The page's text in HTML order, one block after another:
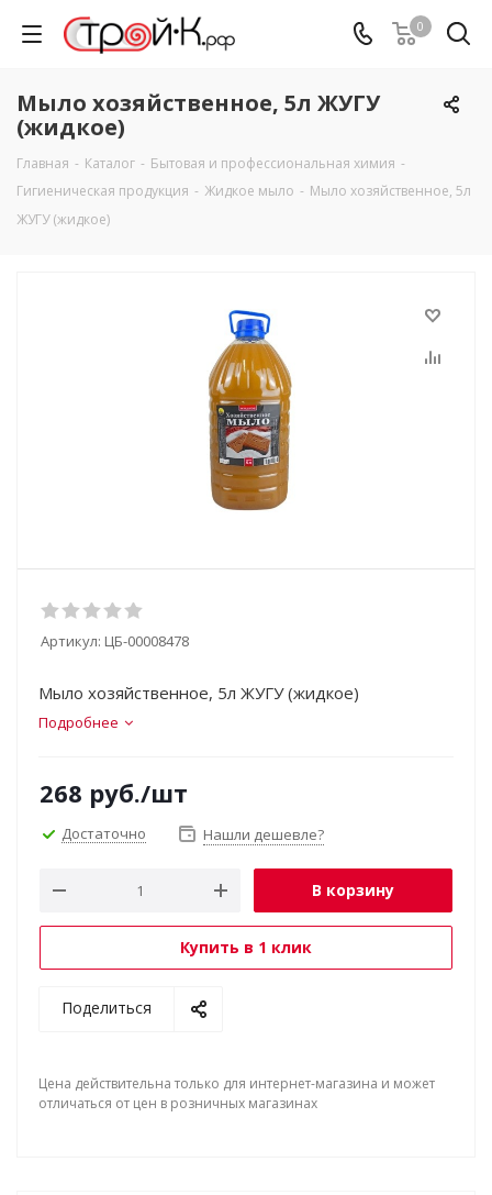
0
Мыло хозяйственное, 5л ЖУГУ
(жидкое)
Главная - Каталог - Бытовая и профессиональная химия -
Гигиеническая продукция - Жидкое мыло - Мыло хозяйственное, 5л
ЖУГУ (жидкое)
Артикул: ЦБ-00008478
Мыло хозяйственное, 5л ЖУГУ (жидкое)
Подробнее
268 руб./шт
Достаточно Нашли дешевле?
В корзину
Купить в 1 клик
Поделиться
Цена действительна только для интернет-магазина и может
отличаться от цен в розничных магазинах